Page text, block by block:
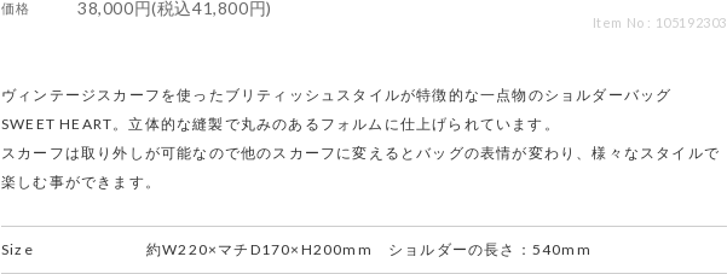
価格 38,000円(税込41,800円)
Item No : 105192303
ヴィンテージスカーフを使ったブリティッシュスタイルが特徴的な一点物のショルダーバッグ
SWEET HEART。立体的な縫製で丸みのあるフォルムに仕上げられています。
スカーフは取り外しが可能なので他のスカーフに変えるとバッグの表情が変わり、様々なスタイルで
楽しむ事ができます。
Size 約W220×マチD170×H200mm ショルダーの長さ：540mm